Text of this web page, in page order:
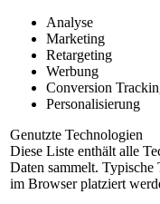
Analyse
Marketing
Retargeting
Werbung
Conversion
Personalisierung
Genutzte Technologien
Diese Liste enthält alle
Daten sammelt.
im Browser platziert